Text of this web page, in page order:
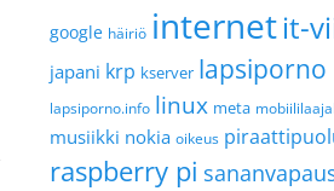
google häiriö internetit-
japani krp kserver lapsiporno
lapsiporno.info linux meta
musiikki nokia oikeus
raspberry pi